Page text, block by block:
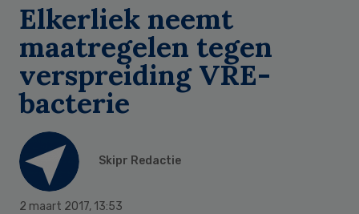
Elkerliek neemt
maatregelen tegen
verspreiding VRE-
bacterie
Skipr Redactie
2 maart 2017, 13:53